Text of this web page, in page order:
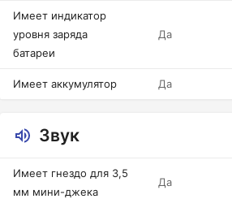
Имеет индикатор
уровня заряда
батареи
Да
Имеет аккумулятор Да
Звук
Имеет гнездо для 3,5
мм мини-джека
Да